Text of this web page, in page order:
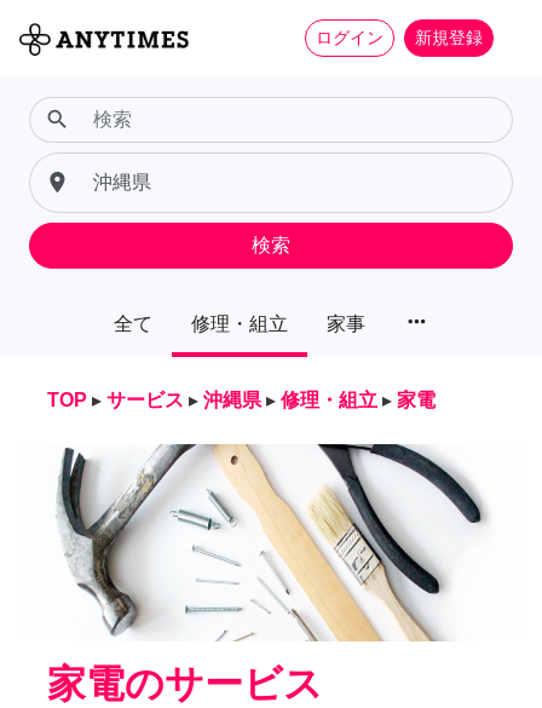
ログイン 新規登録
全て 修理・組立 家事 more_horiz
search
place
検索
TOP ▸ サービス ▸ 沖縄県 ▸ 修理・組立 ▸ 家電
家電のサービス